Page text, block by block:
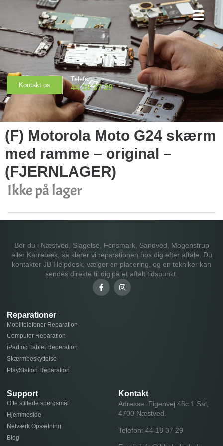
Kontakt os
Telefon
44 18 37 29
(F) Motorola Moto G24 skærm
med ramme – original –
(FJERNLAGER)
Ikke på lager
Bor du i Næstved, Slagelse, Fensmark, Sandved, Mogenstrup
eller Karrebæk, så klarer vi reparationen hos dig efter aftale. Du
kontakter JB Helpdesk, vælger en placering, og en tekniker kan
sendes direkte til dig på et aftalt tidspunkt.
Reparationer
Mobiltelefoner Reparation
Computer Reparation
iPad og Tablet Reperation
Skærmbeskyttelse
PlayStation Reparation
Support
Ofte stillede spørgsmål
Hjemmeside
Netværk Opsætning
Blog
Kontakt
Adresse: Figenvej 46c 1 Sal,
4700 Næstved.
Telefon: 44 18 37 29